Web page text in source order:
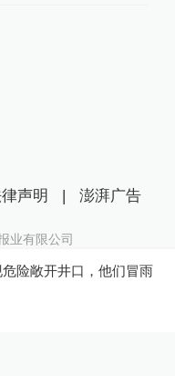
险敞开井口，他们冒雨
声明 | 澎湃广告
业有限公司
备14003370号
31120170006
号